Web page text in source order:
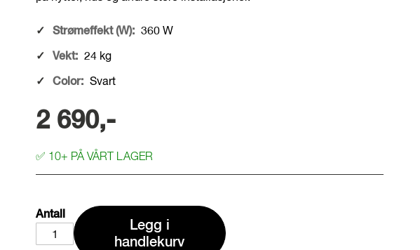
Strømeffekt (W): 360 W
Vekt: 24 kg
Color: Svart
2 690,-
✅ 10+ PÅ VÅRT LAGER
Antall
Legg i
handlekurv